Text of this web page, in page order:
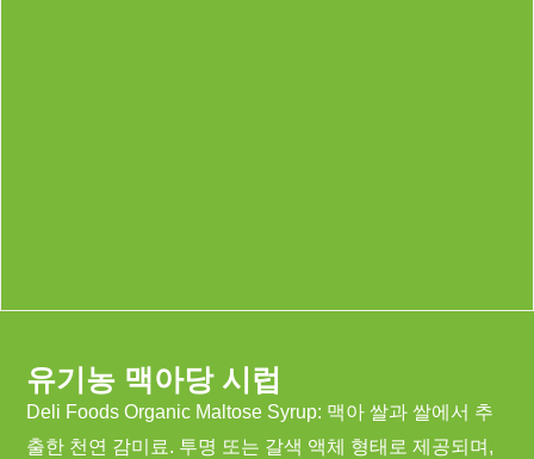
유기농 맥아당 시럽
Deli Foods Organic Maltose Syrup: 맥아 쌀과 쌀에서 추
출한 천연 감미료. 투명 또는 갈색 액체 형태로 제공되며,